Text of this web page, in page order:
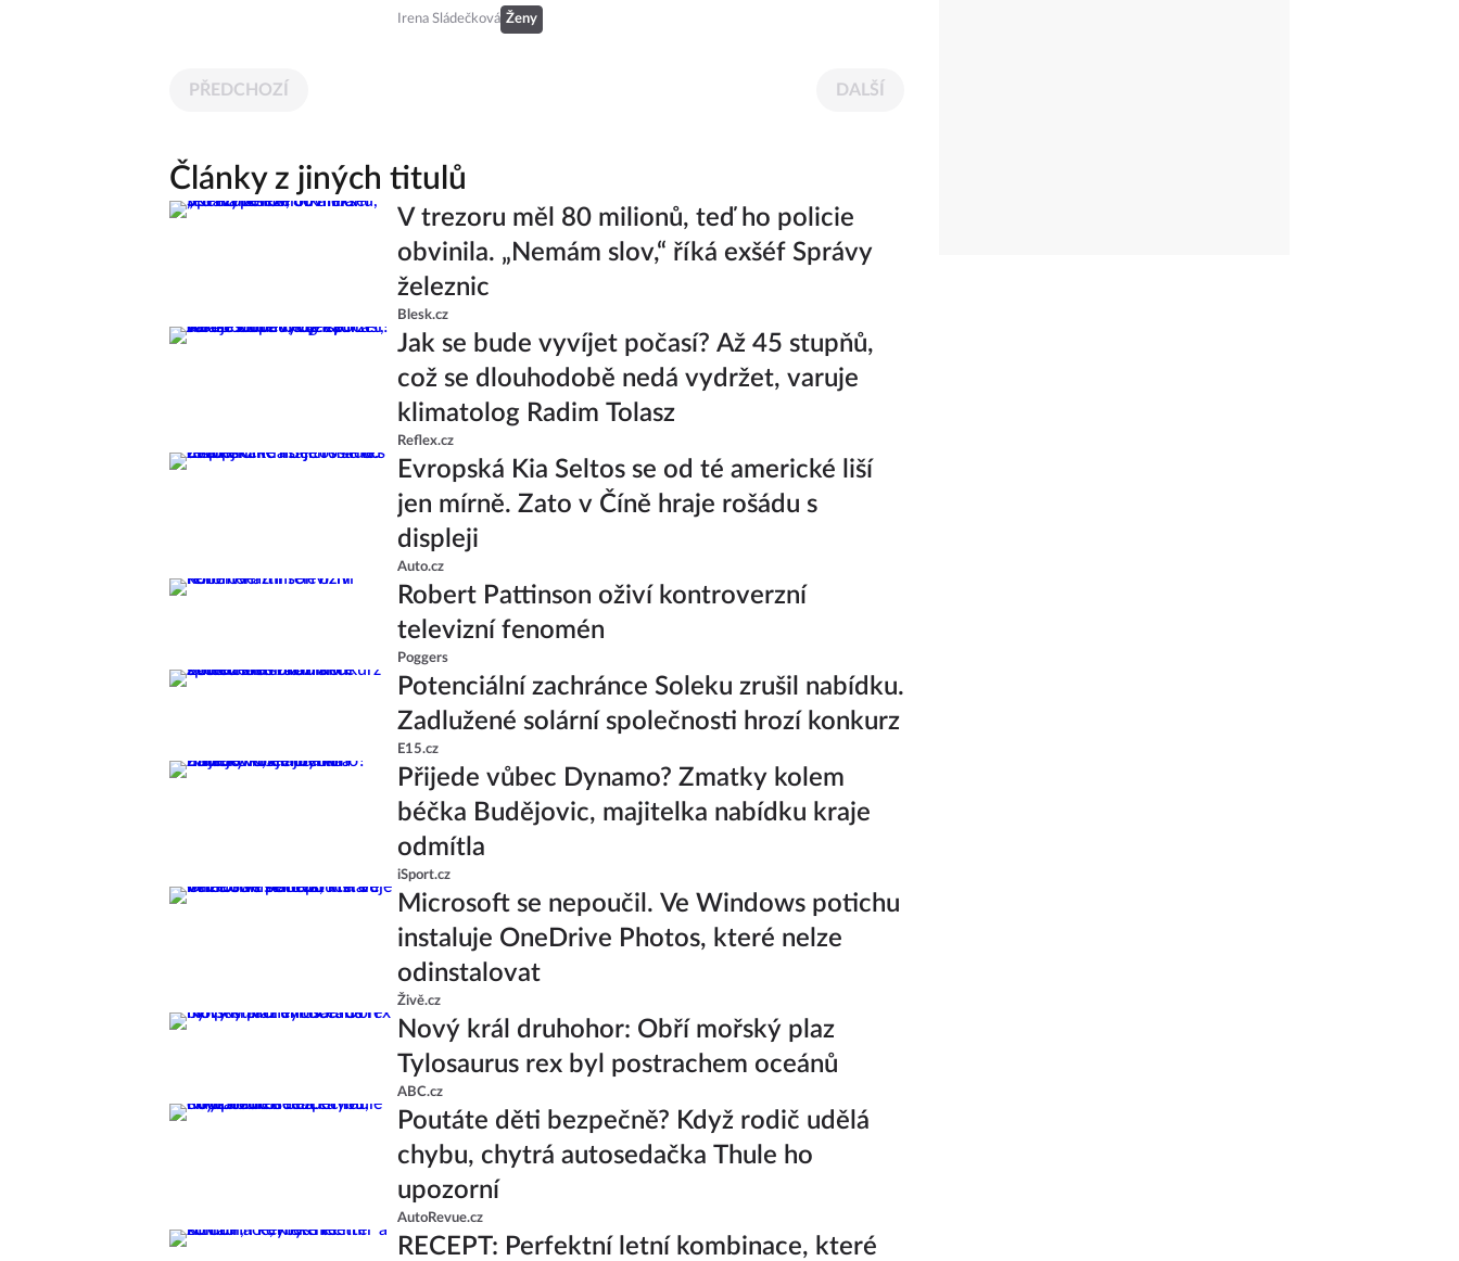
Irena Sládečková Ženy
PŘEDCHOZÍ DALŠÍ
Články z jiných titulů
V trezoru měl 80 milionů, teď ho policie
obvinila. „Nemám slov,“ říká exšéf Správy
železnic
Blesk.cz
Jak se bude vyvíjet počasí? Až 45 stupňů,
což se dlouhodobě nedá vydržet, varuje
klimatolog Radim Tolasz
Reflex.cz
Evropská Kia Seltos se od té americké liší
jen mírně. Zato v Číně hraje rošádu s
displeji
Auto.cz
Robert Pattinson oživí kontroverzní
televizní fenomén
Poggers
Potenciální zachránce Soleku zrušil nabídku.
Zadlužené solární společnosti hrozí konkurz
E15.cz
Přijede vůbec Dynamo? Zmatky kolem
béčka Budějovic, majitelka nabídku kraje
odmítla
iSport.cz
Microsoft se nepoučil. Ve Windows potichu
instaluje OneDrive Photos, které nelze
odinstalovat
Živě.cz
Nový král druhohor: Obří mořský plaz
Tylosaurus rex byl postrachem oceánů
ABC.cz
Poutáte děti bezpečně? Když rodič udělá
chybu, chytrá autosedačka Thule ho
upozorní
AutoRevue.cz
RECEPT: Perfektní letní kombinace, které